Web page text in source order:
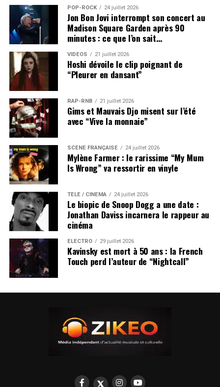
POP-ROCK 24 juillet 2026
Jon Bon Jovi interrompt son concert au
Madison Square Garden après 90
minutes : ce que l’on sait…
VIDEOS 21 juillet 2026
Hoshi dévoile le clip poignant de
“Pleurer en dansant”
RAP-RNB 21 juillet 2026
Gims et Mauvais Djo misent sur l’été
avec “Vive la monnaie”
SCÈNE FRANÇAISE 24 juillet 2026
Mylène Farmer : le rarissime “My Mum
Is Wrong” va ressortir en vinyle
TÉLÉ / CINÉMA 24 juillet 2026
Le biopic de Snoop Dogg a une date :
Jonathan Daviss incarnera le rappeur au
cinéma
ÉLECTRO 29 juillet 2026
Kavinsky est mort à 50 ans : la French
Touch perd l’auteur de “Nightcall”